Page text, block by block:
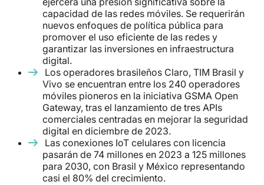
capacidad de las redes móviles. Se requerirán
nuevos enfoques de política pública para
promover el uso eficiente de las redes y
garantizar las inversiones en infraestructura
digital.
Los operadores brasileños Claro, TIM Brasil y
Vivo se encuentran entre los 240 operadores
móviles pioneros en la iniciativa GSMA Open
Gateway, tras el lanzamiento de tres APIs
comerciales centradas en mejorar la seguridad
digital en diciembre de 2023.
Las conexiones IoT celulares con licencia
pasarán de 74 millones en 2023 a 125 millones
para 2030, con Brasil y México representando
casi el 80% del crecimiento.